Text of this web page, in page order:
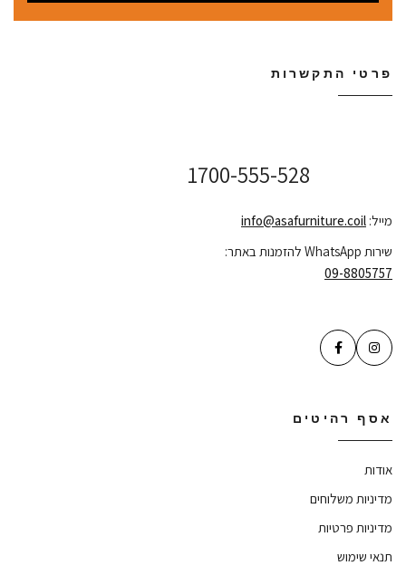
פרטי התקשרות
1700-555-528
מייל: info@asafurniture.coil
שירות WhatsApp להזמנות באתר:
09-8805757
אסף רהיטים
אודות
מדיניות משלוחים
מדיניות פרטיות
תנאי שימוש